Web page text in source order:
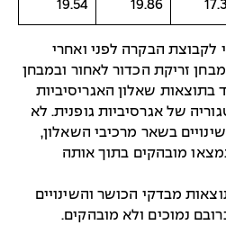
19.86
19.54
לקבוצת הבקרה לפני ואחרי
זריקת הכדור לאחור ובמבחן
בתוצאות שאלון האגריסיביות
של אגרסיביות גופנית. לא
בשאר מרכיבי השאלון,
מובהקים בתוך אותה
מבדקי הכושר והשינויים
נמוכים ולא מובהקים.